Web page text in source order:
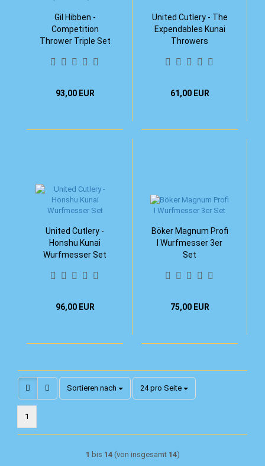
Gil Hibben -
Competition
Thrower Triple Set
93,00 EUR
United Cutlery - The
Expendables Kunai
Throwers
61,00 EUR
United Cutlery -
Honshu Kunai
Wurfmesser Set
96,00 EUR
Böker Magnum Profi
I Wurfmesser 3er
Set
75,00 EUR
Sortieren nach
Sortieren nach 24 pro Seite
pro Seite
1
1 bis 14(von insgesamt 14)